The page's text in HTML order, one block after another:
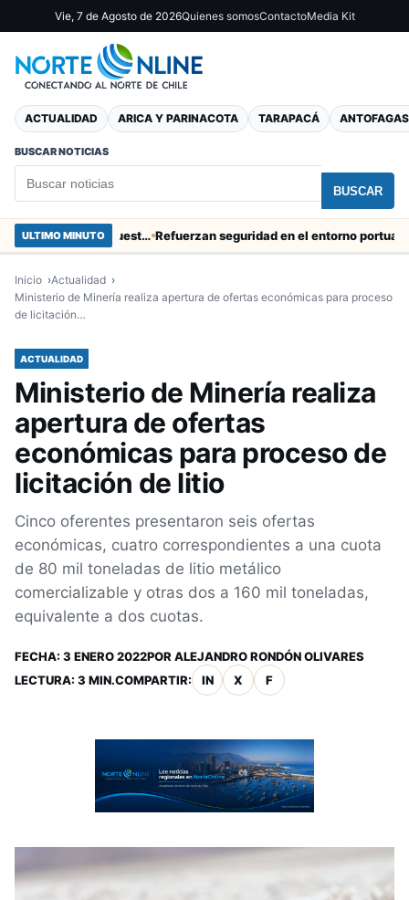
Vie, 7 de Agosto de 2026Quienes somosContactoMedia Kit
ACTUALIDAD ARICA Y PARINACOTA TARAPACÁ
BUSCAR NOTICIAS
BUSCAR
ULTIMO MINUTO
Obras de Aguas del Altiplano en Arica generan puestos de trabajo Refuerzan seguridad en el entorno portuario de
Inicio
Actualidad
Ministerio de Minería realiza apertura de ofertas económicas para proceso
de licitación…
ACTUALIDAD
Ministerio de Minería realiza
apertura de ofertas
económicas para proceso de
licitación de litio
Cinco oferentes presentaron seis ofertas
económicas, cuatro correspondientes a una cuota
de 80 mil toneladas de litio metálico
comercializable y otras dos a 160 mil toneladas,
equivalente a dos cuotas.
FECHA: 3 ENERO 2022POR ALEJANDRO RONDÓN OLIVARES
LECTURA: 3 MIN.COMPARTIR: IN X F